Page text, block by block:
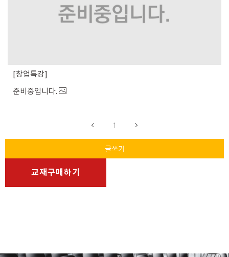
창업특강
준비중입니다.
1
글쓰기
교재구매하기